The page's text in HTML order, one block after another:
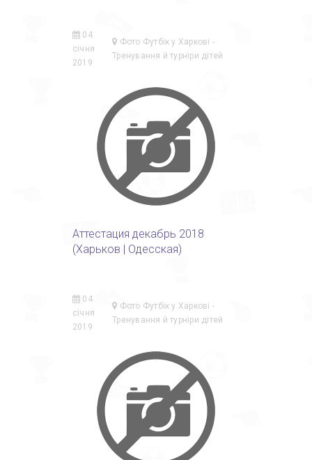
04
січня
2019
Фото Футбік у Харкові -
Тренування й турніри дітей
Аттестация декабрь 2018
(Харьков | Одесская)
04
січня
2019
Фото Футбік у Харкові -
Тренування й турніри дітей